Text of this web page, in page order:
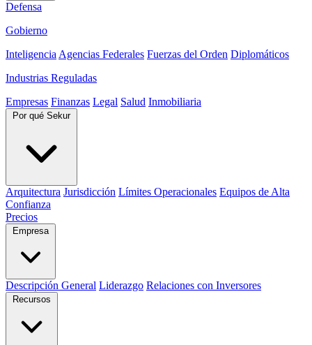
Defensa
Gobierno
Inteligencia Agencias Federales Fuerzas del Orden Diplomáticos
Industrias Reguladas
Empresas Finanzas Legal Salud Inmobiliaria
Por qué Sekur
Arquitectura Jurisdicción Límites Operacionales Equipos de Alta
Confianza
Precios
Empresa
Descripción General Liderazgo Relaciones con Inversores
Recursos